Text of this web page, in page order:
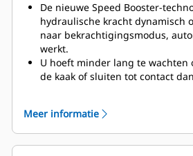
De nieuwe Speed Booster-
hydraulische kracht dynamisch
naar bekrachtigingsmodus,
werkt.
U hoeft minder lang te wachten
de kaak of sluiten tot contact
De verbrijzelings-/snijkracht is
kaak in contact is met het
Meer informatie